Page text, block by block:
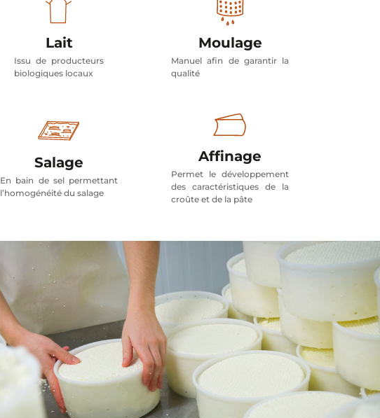
Lait
Issu de producteurs
biologiques locaux
Moulage
Manuel afin de garantir la
qualité
Salage
En bain de sel permettant
l’homogénéité du salage
Affinage
Permet le développement
des caractéristiques de la
croûte et de la pâte